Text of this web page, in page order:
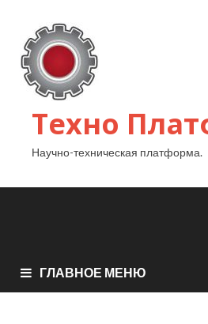
Техно
Научно-техническая платформа.
ГЛАВНОЕ МЕНЮ